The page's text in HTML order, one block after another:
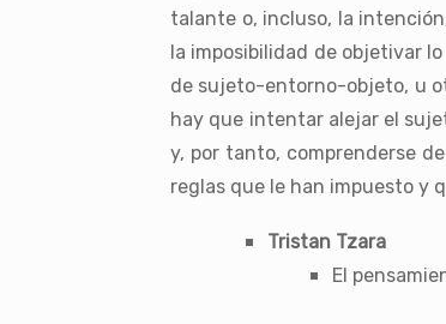
talante o, incluso, la
la imposibilidad de objetivar
de sujeto-entorno-objeto, u
hay que intentar alejar el
y, por tanto, comprenderse
reglas que le han impuesto y
Tristan Tzara
El